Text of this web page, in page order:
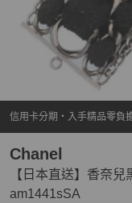
信用卡分期・入手精品零負
【日本直送】香奈
am1441sSA
Chanel